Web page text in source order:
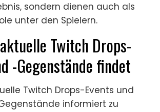
sondern dienen auch als
unter den Spielern.
Twitch Drops-
-Gegenstände findet
Twitch Drops-Events und
informiert zu